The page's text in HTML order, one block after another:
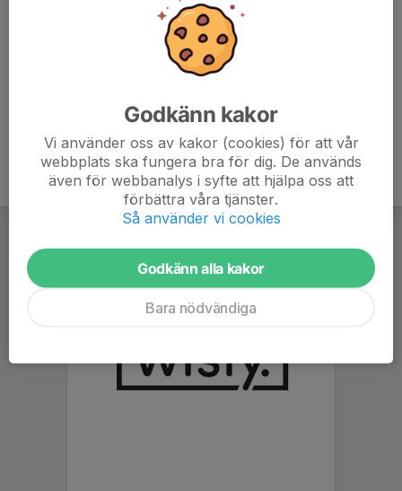
Godkänn kakor
Vi använder oss av kakor (cookies) för att vår
webbplats ska fungera bra för dig. De används
även för webbanalys i syfte att hjälpa oss att
förbättra våra tjänster.
Så använder vi cookies
Godkänn alla kakor
Bara nödvändiga